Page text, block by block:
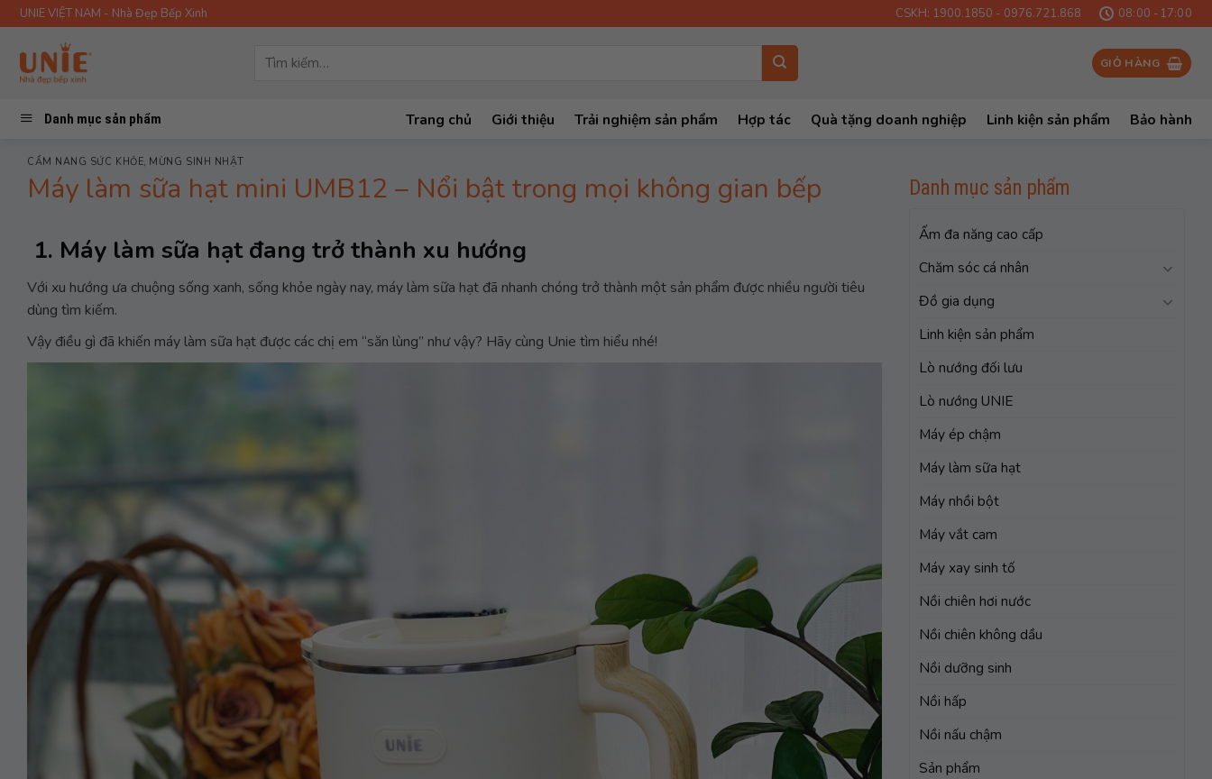
Skip
to
content
UNIE VIỆT NAM - Nhà Đẹp Bếp Xinh CSKH: 1900.1850 - 0976.721.868 08:00 -17:00
kiếm:
GIỎ HÀNG
Danh mục sản phẩm Trang chủ Giới thiệu Trải nghiệm sản phẩm Hợp tác Quà tặng doanh nghiệp Linh kiện sản phẩm Bảo hành
CẨM NANG SỨC KHỎE, MỪNG SINH NHẬT
Máy làm sữa hạt mini UMB12 – Nổi bật trong mọi không gian bếp
1. Máy làm sữa hạt đang trở thành xu hướng
Với xu hướng ưa chuộng sống xanh, sống khỏe ngày nay, máy làm sữa hạt đã nhanh chóng trở thành một sản phẩm được nhiều người tiêu
dùng tìm kiếm.
Vậy điều gì đã khiến máy làm sữa hạt được các chị em “săn lùng” như vậy? Hãy cùng Unie tìm hiểu nhé!
Danh mục sản phẩm
Ấm đa năng cao cấp
Chăm sóc cá nhân
Đồ gia dụng
Linh kiện sản phẩm
Lò nướng đối lưu
Lò nướng UNIE
Máy ép chậm
Máy làm sữa hạt
Máy nhồi bột
Máy vắt cam
Máy xay sinh tố
Nồi chiên hơi nước
Nồi chiên không dầu
Nồi dưỡng sinh
Nồi hấp
Nồi nấu chậm
Sản phẩm